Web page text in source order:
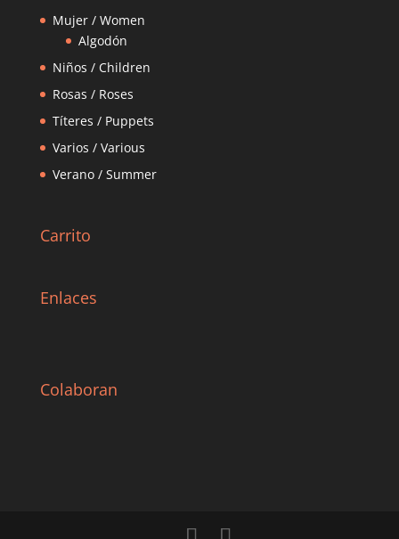
Mujer / Women
Algodón
Niños / Children
Rosas / Roses
Títeres / Puppets
Varios / Various
Verano / Summer
Carrito
Enlaces
Colaboran